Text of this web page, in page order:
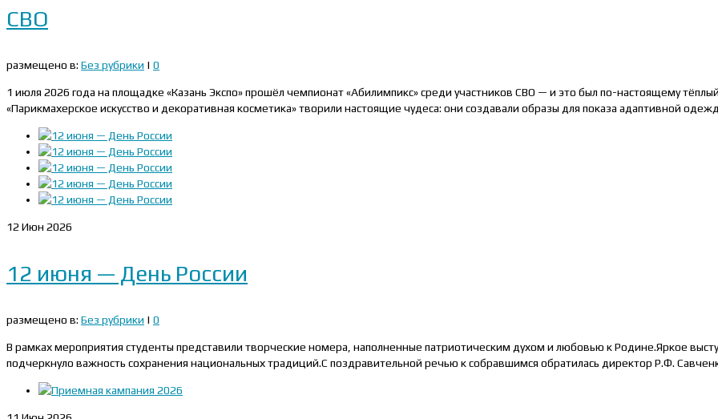
СВО
размещено в: Без рубрики | 0
1 июля 2026 года на площадке «Казань Экспо» прошёл чемпионат «Абилимпикс» среди участников СВО — и это был по-настоящему
«Парикмахерское искусство и декоративная косметика» творили настоящие чудеса: они создавали образы для показа адаптивной
12 Июн 2026
12 июня — День России
размещено в: Без рубрики | 0
В рамках мероприятия студенты представили творческие номера, наполненные патриотическим духом и любовью к Родине.Яркое
подчеркнуло важность сохранения национальных традиций.С поздравительной речью к собравшимся обратилась директор Р.Ф.